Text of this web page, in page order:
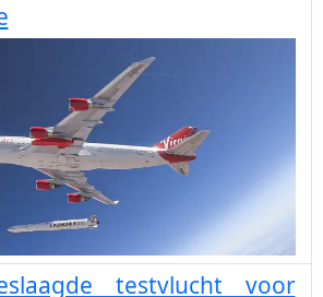
testvlucht voor